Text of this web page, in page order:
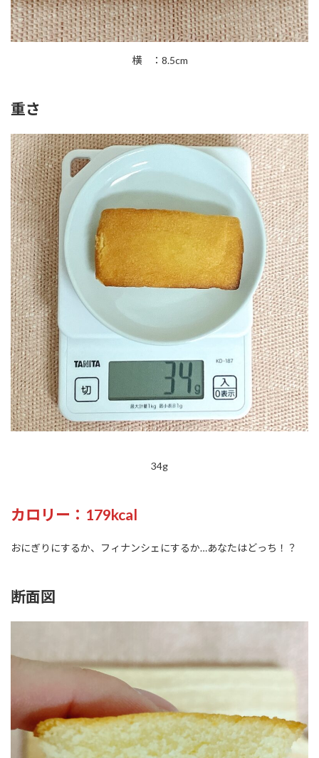
横 ：8.5cm
重さ
34g
カロリー：179kcal
おにぎりにするか、フィナンシェにするか…あなたはどっち！？
断面図